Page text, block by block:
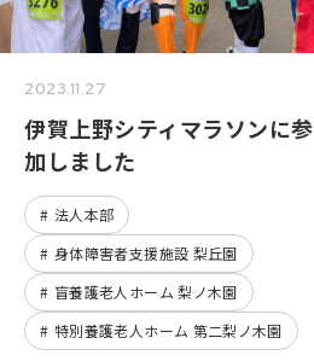
2023.11.27
伊賀上野シティマラソンに参
加しました
法人本部
身体障害者支援施設 梨丘園
盲養護老人ホーム 梨ノ木園
特別養護老人ホーム 第二梨ノ木園